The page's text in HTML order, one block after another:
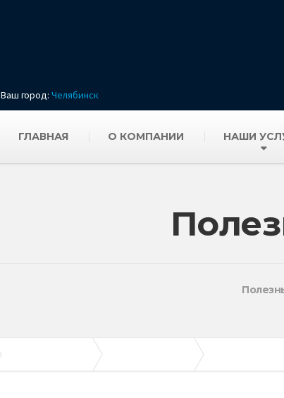
Ваш город: Челябинск
ГЛАВНАЯ О КОМПАНИИ НАШИ